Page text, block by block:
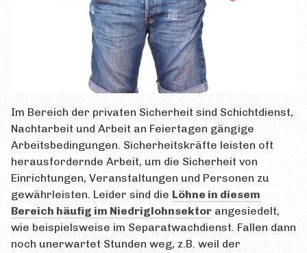
Im Bereich der privaten Sicherheit sind Schichtdienst,
Nachtarbeit und Arbeit an Feiertagen gängige
Arbeitsbedingungen. Sicherheitskräfte leisten oft
herausfordernde Arbeit, um die Sicherheit von
Einrichtungen, Veranstaltungen und Personen zu
gewährleisten. Leider sind die Löhne in diesem
Bereich häufig im Niedriglohnsektor angesiedelt,
wie beispielsweise im Separatwachdienst. Fallen dann
noch unerwartet Stunden weg, z.B. weil der